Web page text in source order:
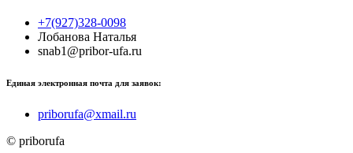
+7(927)328-0098
Лобанова Наталья
snab1@pribor-ufa.ru
Единая электронная почта для заявок:
priborufa@xmail.ru
© priborufa